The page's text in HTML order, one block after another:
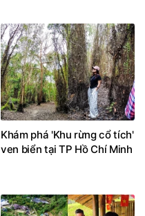
Khám phá 'Khu rừng cổ tích'
ven biển tại TP Hồ Chí Minh